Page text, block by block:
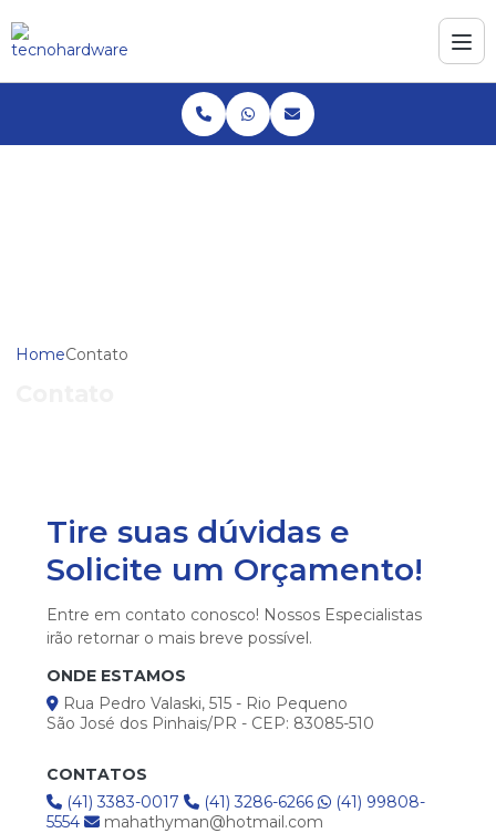
HomeContato
Tire suas dúvidas e
Solicite um Orçamento!
Entre em contato conosco! Nossos Especialistas
irão retornar o mais breve possível.
ONDE ESTAMOS
Rua Pedro Valaski, 515 - Rio Pequeno
São José dos Pinhais/PR - CEP: 83085-510
CONTATOS
(41) 3383-0017
(41) 3286-6266
(41) 99808-
5554
mahathyman@hotmail.com